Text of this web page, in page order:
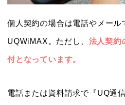
個人契約の場合は電話やメール
UQWiMAX。ただし、 法人契約
付となっています。
電話または資料請求で『UQ通